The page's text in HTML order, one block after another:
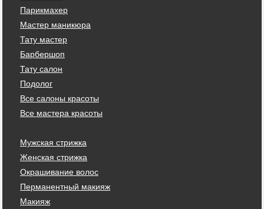
Парикмахер
Мастер маникюра
Тату мастер
Барбершоп
Тату салон
Подолог
Все салоны красоты
Все мастера красоты
Мужская стрижка
Женская стрижка
Окрашивание волос
Перманентный макияж
Макияж